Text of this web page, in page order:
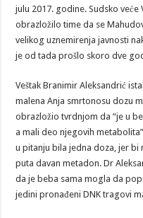
julu 2017. godine. Sudsko
obrazložilo time da se
velikog uznemirenja javnosti
je od tada prošlo skoro dve
Veštak Branimir Aleksandrić
malena Anja smrtonosu dozu
obrazložio tvrdnjom da “je u
a mali deo njegovih
u pitanju bila jedna doza, jer bi
puta davan metadon. Dr
da je beba sama mogla da
jedini pronađeni DNK tragovi